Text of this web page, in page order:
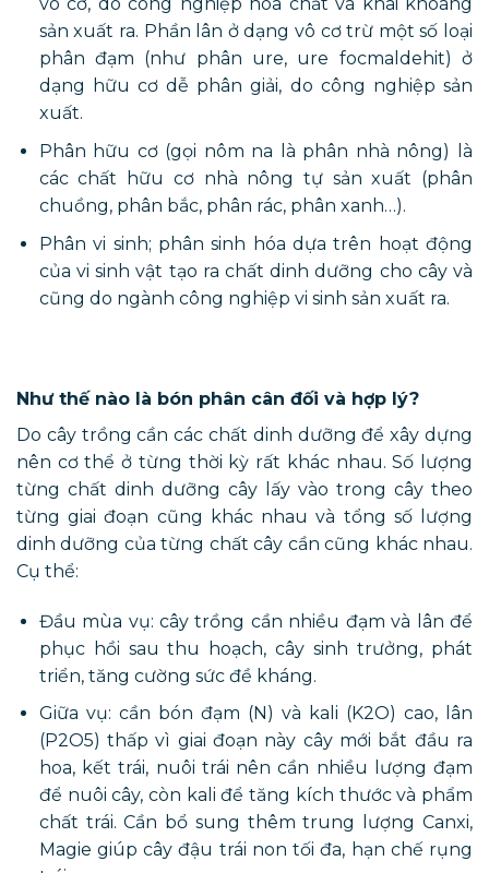
vô cơ, do công nghiệp hóa chất và khai khoáng
sản xuất ra. Phần lân ở dạng vô cơ trừ một số loại
phân đạm (như phân ure, ure focmaldehit) ở
dạng hữu cơ dễ phân giải, do công nghiệp sản
xuất.
Phân hữu cơ (gọi nôm na là phân nhà nông) là
các chất hữu cơ nhà nông tự sản xuất (phân
chuồng, phân bắc, phân rác, phân xanh…).
Phân vi sinh; phân sinh hóa dựa trên hoạt động
của vi sinh vật tạo ra chất dinh dưỡng cho cây và
cũng do ngành công nghiệp vi sinh sản xuất ra.
Như thế nào là bón phân cân đối và hợp lý?
Do cây trồng cần các chất dinh dưỡng để xây dựng
nên cơ thể ở từng thời kỳ rất khác nhau. Số lượng
từng chất dinh dưỡng cây lấy vào trong cây theo
từng giai đoạn cũng khác nhau và tổng số lượng
dinh dưỡng của từng chất cây cần cũng khác nhau.
Cụ thể:
Đầu mùa vụ: cây trồng cần nhiều đạm và lân để
phục hồi sau thu hoạch, cây sinh trưởng, phát
triển, tăng cường sức đề kháng.
Giữa vụ: cần bón đạm (N) và kali (K2O) cao, lân
(P2O5) thấp vì giai đoạn này cây mới bắt đầu ra
hoa, kết trái, nuôi trái nên cần nhiều lượng đạm
để nuôi cây, còn kali để tăng kích thước và phẩm
chất trái. Cần bổ sung thêm trung lượng Canxi,
Magie giúp cây đậu trái non tối đa, hạn chế rụng